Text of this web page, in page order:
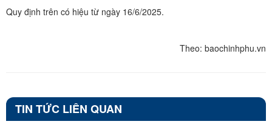
Quy định trên có hiệu từ ngày 16/6/2025.
Theo: baochinhphu.vn
TIN TỨC LIÊN QUAN